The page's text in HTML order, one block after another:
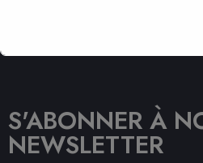
S'ABONNER À
NEWSLETTER